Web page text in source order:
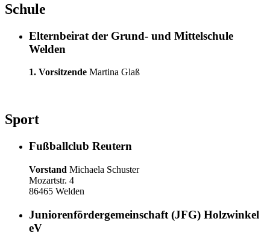
Schule
Elternbeirat der Grund- und Mittelschule
Welden
1. Vorsitzende Martina Glaß
Sport
Fußballclub Reutern
Vorstand Michaela Schuster
Mozartstr. 4
86465 Welden
Juniorenfördergemeinschaft (JFG) Holzwinkel
eV